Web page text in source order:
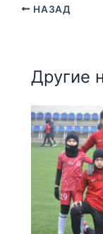
НАЗАД
Другие